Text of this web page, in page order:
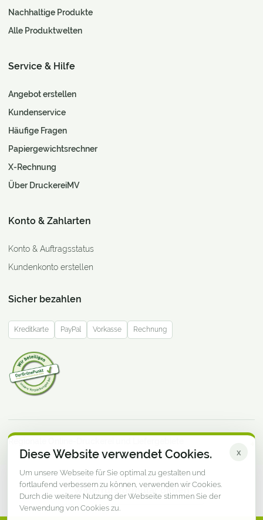
Nachhaltige Produkte
Alle Produktwelten
Service & Hilfe
Angebot erstellen
Kundenservice
Häufige Fragen
Papiergewichtsrechner
X-Rechnung
Über DruckereiMV
Konto & Zahlarten
Konto & Auftragsstatus
Kundenkonto erstellen
Sicher bezahlen
Kreditkarte PayPal Vorkasse Rechnung
Regionale Online-Druckerei und Liefergebiete
Widerrufsformular öffnen
Diese Website verwendet Cookies.
Um unsere Webseite für Sie optimal zu gestalten und
fortlaufend verbessern zu können, verwenden wir Cookies.
Durch die weitere Nutzung der Webseite stimmen Sie der
Verwendung von Cookies zu.
x